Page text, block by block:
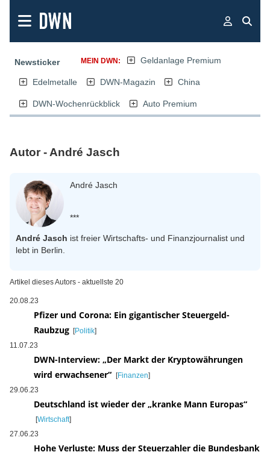
Newsticker MEIN DWN: Geldanlage Premium
Edelmetalle DWN-Magazin China
DWN-Wochenrückblick Auto Premium
Autor - André Jasch
André Jasch
***
André Jasch ist freier Wirtschafts- und Finanzjournalist und
lebt in Berlin.
Artikel dieses Autors - aktuellste 20
20.08.23
Pfizer und Corona: Ein gigantischer Steuergeld-
Raubzug [Politik]
11.07.23
DWN-Interview: „Der Markt der Kryptowährungen
wird erwachsener“
[Finanzen]
29.06.23
Deutschland ist wieder der „kranke Mann Europas“
[Wirtschaft]
27.06.23
Hohe Verluste: Muss der Steuerzahler die Bundesbank